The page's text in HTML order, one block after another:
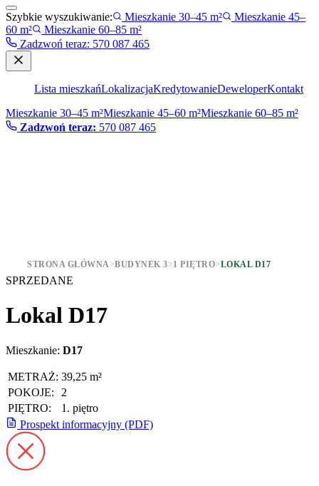
Szybkie wyszukiwanie: Mieszkanie 30–45 m²
Mieszkanie 45–
60 m²
Mieszkanie 60–85 m²
Zadzwoń teraz: 570 087 465
Lista mieszkańLokalizacjaKredytowanieDeweloperKontakt
Mieszkanie 30–45 m²Mieszkanie 45–60 m²Mieszkanie 60–85 m²
Zadzwoń teraz: 570 087 465
STRONA GŁÓWNA>BUDYNEK 3>1 PIĘTRO>LOKAL D17
SPRZEDANE
Lokal D17
Mieszkanie: D17
METRAŻ: 39,25 m²
POKOJE:
2
PIĘTRO:
1. piętro
Prospekt informacyjny (PDF)